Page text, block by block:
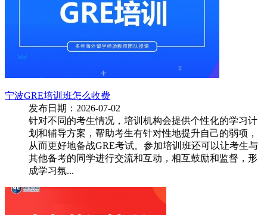
宁波GRE培训班怎么收费
发布日期：2026-07-02
针对不同的考生情况，培训机构会提供个性化的学习计
划和辅导方案，帮助考生有针对性地提升自己的弱项，
从而更好地备战GRE考试。参加培训班还可以让考生与
其他备考的同学进行交流和互动，相互鼓励和监督，形
成学习氛...